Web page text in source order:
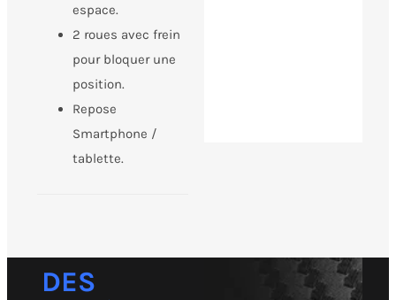
espace.
2 roues avec frein
pour bloquer une
position.
Repose
Smartphone /
tablette.
DES